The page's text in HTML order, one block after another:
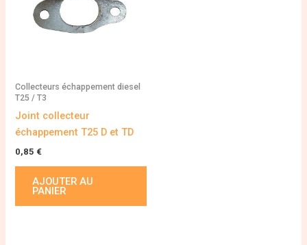
Collecteurs échappement diesel
T25 / T3
Joint collecteur
échappement T25 D et TD
0,85 €
AJOUTER AU
PANIER